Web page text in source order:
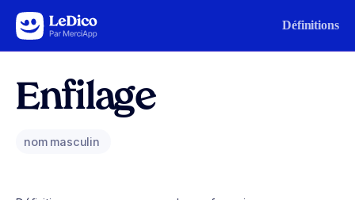
Aller au contenu Définitions
Enfilage
nom masculin